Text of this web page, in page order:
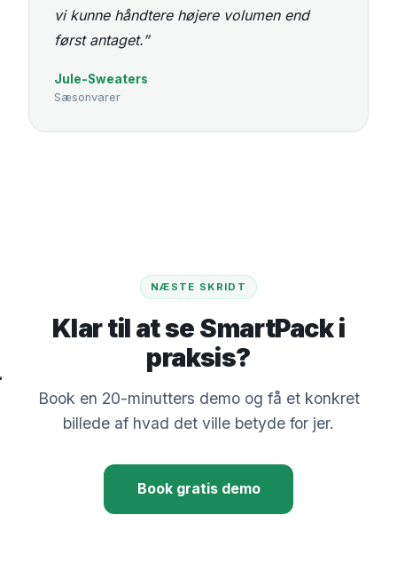
vi kunne håndtere højere volumen end
først antaget.”
Jule-Sweaters
Sæsonvarer
NÆSTE SKRIDT
Klar til at se SmartPack i
praksis?
Book en 20-minutters demo og få et konkret
billede af hvad det ville betyde for jer.
Book gratis demo